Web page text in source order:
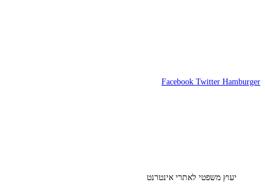
Facebook Twitter Hamburger
יעוץ משפטי לאתרי אינטרנט